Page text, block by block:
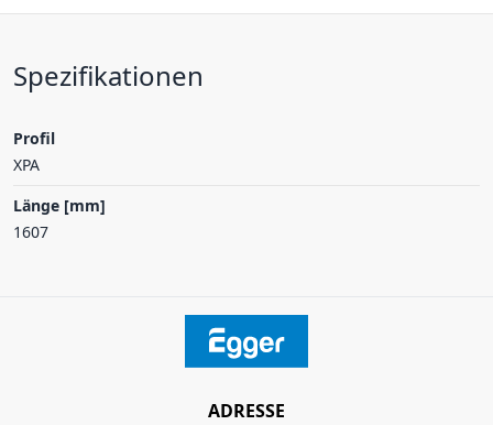
Spezifikationen
Profil
XPA
Länge [mm]
1607
ADRESSE